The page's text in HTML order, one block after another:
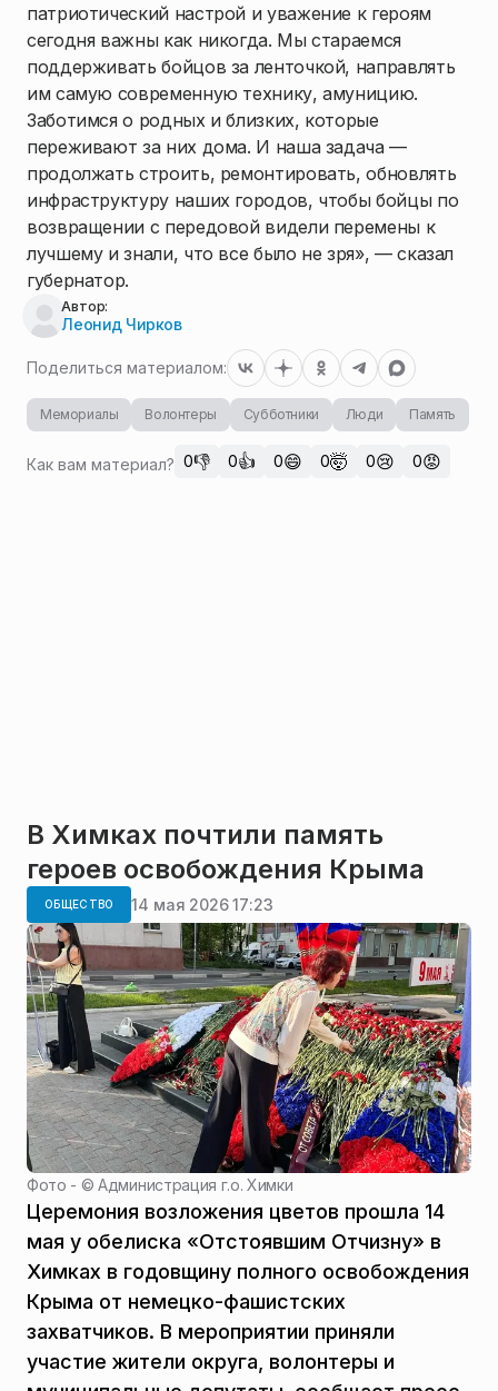
патриотический настрой и уважение к героям
сегодня важны как никогда. Мы стараемся
поддерживать бойцов за ленточкой, направлять
им самую современную технику, амуницию.
Заботимся о родных и близких, которые
переживают за них дома. И наша задача —
продолжать строить, ремонтировать, обновлять
инфраструктуру наших городов, чтобы бойцы по
возвращении с передовой видели перемены к
лучшему и знали, что все было не зря», — сказал
губернатор.
Автор:
Леонид Чирков
Поделиться материалом:
Мемориалы Волонтеры Субботники Люди Память
Как вам материал? 0👎 0👍 0😄 0🤯 0😢 0😡
В Химках почтили память
героев освобождения Крыма
ОБЩЕСТВО 14 мая 2026 17:23
Фото - ©Администрация г.о. Химки
Церемония возложения цветов прошла 14
мая у обелиска «Отстоявшим Отчизну» в
Химках в годовщину полного освобождения
Крыма от немецко-фашистских
захватчиков. В мероприятии приняли
участие жители округа, волонтеры и